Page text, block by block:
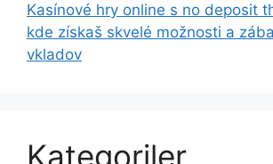
Kasínové hry online s no deposit
kde získaš skvelé možnosti a
vkladov
Kategoriler